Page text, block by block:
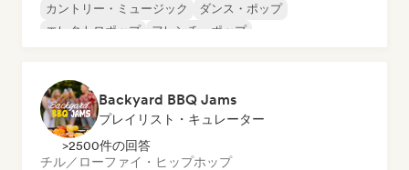
カントリー・ミュージック
ダンス・ポップ
エレクトロポップ
フレンチ・ポップ
Backyard BBQ Jams
プレイリスト・キュレーター
>2500件の回答
チル／ローファイ・ヒップホップ